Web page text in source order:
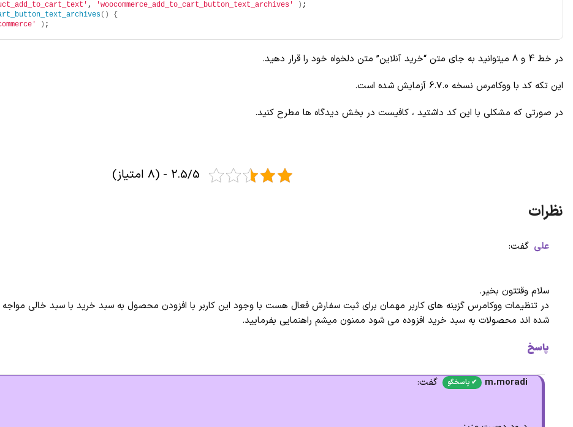
, 'woocommerce_add_to_cart_button_text_archives' ) ;
()
{
) ;
در خط 4 و 8 میتوانید به جای متن “خرید آنلاین” متن دلخواه خود را قرار دهید.
این تکه کد با ووکامرس نسخه 6.7.0 آزمایش شده است.
در صورتی که مشکلی با این کد داشتید ، کافیست در بخش دیدگاه ها مطرح کنید.
2.5/5 - (8 امتیاز)
علی گفت:
سلام وقتتون بخیر.
در تنظیمات ووکامرس گزینه های کاربر مهمان برای ثبت سفارش فعال هست با وجود این کاربر با افزودن محصول به سبد خرید با سبد خالی مواجه
شده اند محصولات به سبد خرید افزوده می شود ممنون میشم راهنمایی بفرمایید.
پاسخ
m.moradi
گفت: